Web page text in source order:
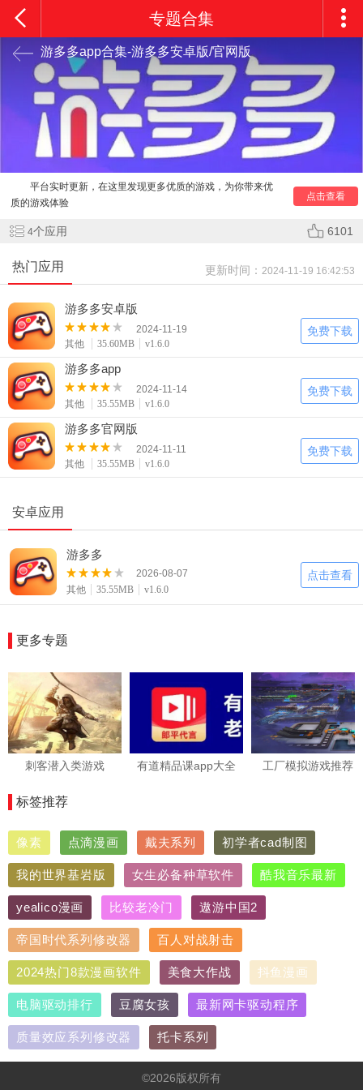
专题合集
游多多app合集-游多多安卓版/官网版
点击查看
游多多app合集里面为用户推送了各种优质的资源，各种
类型应有尽有，随时都可以畅玩游戏，还为用户精心准备了各
种游戏福利哦，直接就可以免费使用，用户可以在这里快速下
载各种类型的资源，超多游戏福利都是非常齐全的，各种游戏
礼包都是非常丰富的，各种游戏资源在这里汇集，心动的快来
下载吧！
平台实时更新，在这里发现更多优质的游戏，为你带来优
质的游戏体验
感。
择。
游多多亮点
现
热门活动：大量活动就在活动专区，多多参与让大奖豪礼
砸中你
游戏达人：游戏达人榜，达人全在场，与神级玩家、大牌
玩咖零距离接触
4个应用 6101
热门应用 更新时间： 2024-11-19 16:42:53
游多多安卓版
2024-11-19
其他
35.60MB v1.6.0
免费下载
游多多app
2024-11-14
其他
35.55MB v1.6.0
免费下载
游多多官网版
2024-11-11
其他
35.55MB v1.6.0
免费下载
安卓应用
游多多
2026-08-07
其他
35.55MB v1.6.0
点击查看
更多专题
刺客潜入类游戏 有道精品课app大全 工厂模拟游戏推荐
标签推荐
像素 点滴漫画 戴夫系列 初学者cad制图
我的世界基岩版 女生必备种草软件 酷我音乐最新
yealico漫画 比较老冷门 遨游中国2
帝国时代系列修改器 百人对战射击
2024热门8款漫画软件 美食大作战 抖鱼漫画
电脑驱动排行 豆腐女孩 最新网卡驱动程序
质量效应系列修改器 托卡系列
©2026版权所有